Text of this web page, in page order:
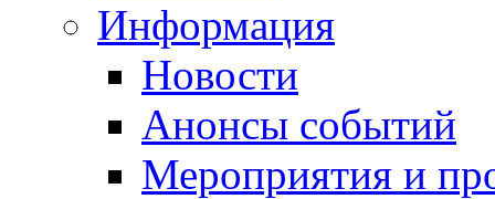
Информация
Новости
Анонсы событий
Мероприятия и